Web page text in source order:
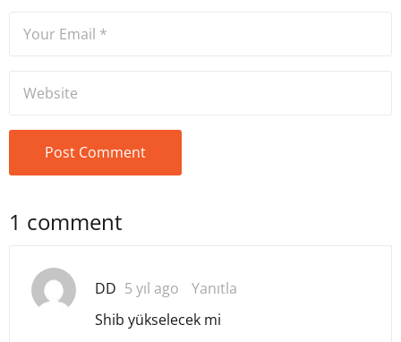
1 comment
DD 5 yıl ago
Yanıtla
Shib yükselecek mi